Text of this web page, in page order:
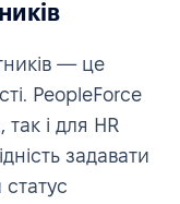
— це
PeopleForce
і для HR
задавати
статус